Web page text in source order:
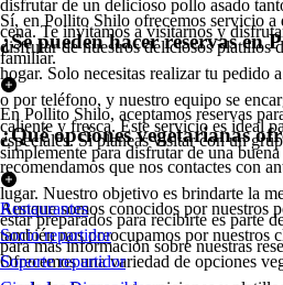
disfrutar de un delicioso pollo asado
cena. Te invitamos a visitarnos y
familiar.
Sí, en Pollito Shilo ofrecemos servicio a
disfrutar de nuestros deliciosos platillos
hogar. Solo necesitas realizar tu pedido
o por teléfono, y nuestro equipo se
caliente y fresca. Este servicio es ideal
simplemente para disfrutar de una
¿Se pueden hacer reservas en
En Pollito Shilo, aceptamos reservas
especiales. Si planeas visitar con un
recomendamos que nos contactes con
lugar. Nuestro objetivo es brindarte la
estar preparados para recibirte es parte
para más información sobre nuestras
¿Qué opciones vegetarianas
Aunque somos conocidos por nuestros
también nos preocupamos por nuestros
Ofrecemos una variedad de opciones
Restaurantes
Socio repartidor
Soporte repartidor